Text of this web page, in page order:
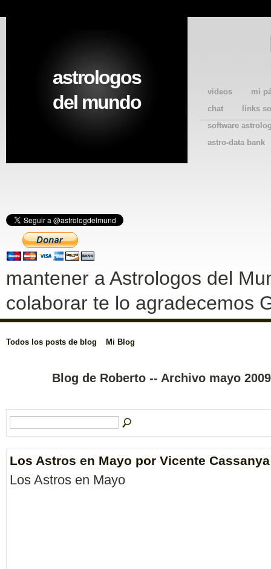
videos
mi
chat
links
software
astro-data bank
astrologos
del mundo
mantener a Astrologos del
colaborar te lo agradecemos
Todos los posts de blog Mi Blog
Blog de Roberto -- Archivo mayo
Los Astros en Mayo por Vicente Cassanya
Los Astros en Mayo